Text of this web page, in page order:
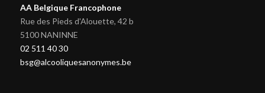
AA Belgique Francophone
Rue des Pieds d'Alouette, 42 b
5100 NANINNE
02 511 40 30
bsg@alcooliquesanonymes.be